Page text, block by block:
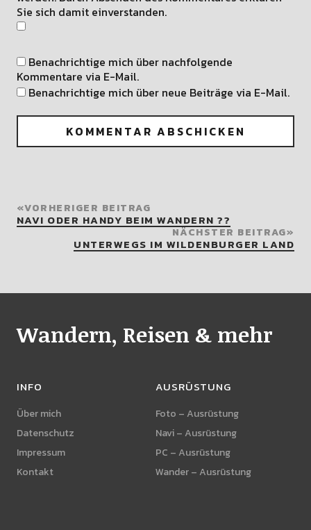
Sie sich damit einverstanden.
Benachrichtige mich über nachfolgende
Kommentare via E-Mail.
Benachrichtige mich über neue Beiträge via E-Mail.
VORHERIGER BEITRAG
NAVI ODER HANDY BEIM WANDERN ??
NÄCHSTER BEITRAG
UNTERWEGS IM WILDENBURGER LAND
Wandern, Reisen & mehr
INFO
Über mich
Datenschutz
Impressum
Kontakt
AUSRÜSTUNG
Foto – Ausrüstung
Navi – Ausrüstung
PC – Ausrüstung
Wander – Ausrüstung